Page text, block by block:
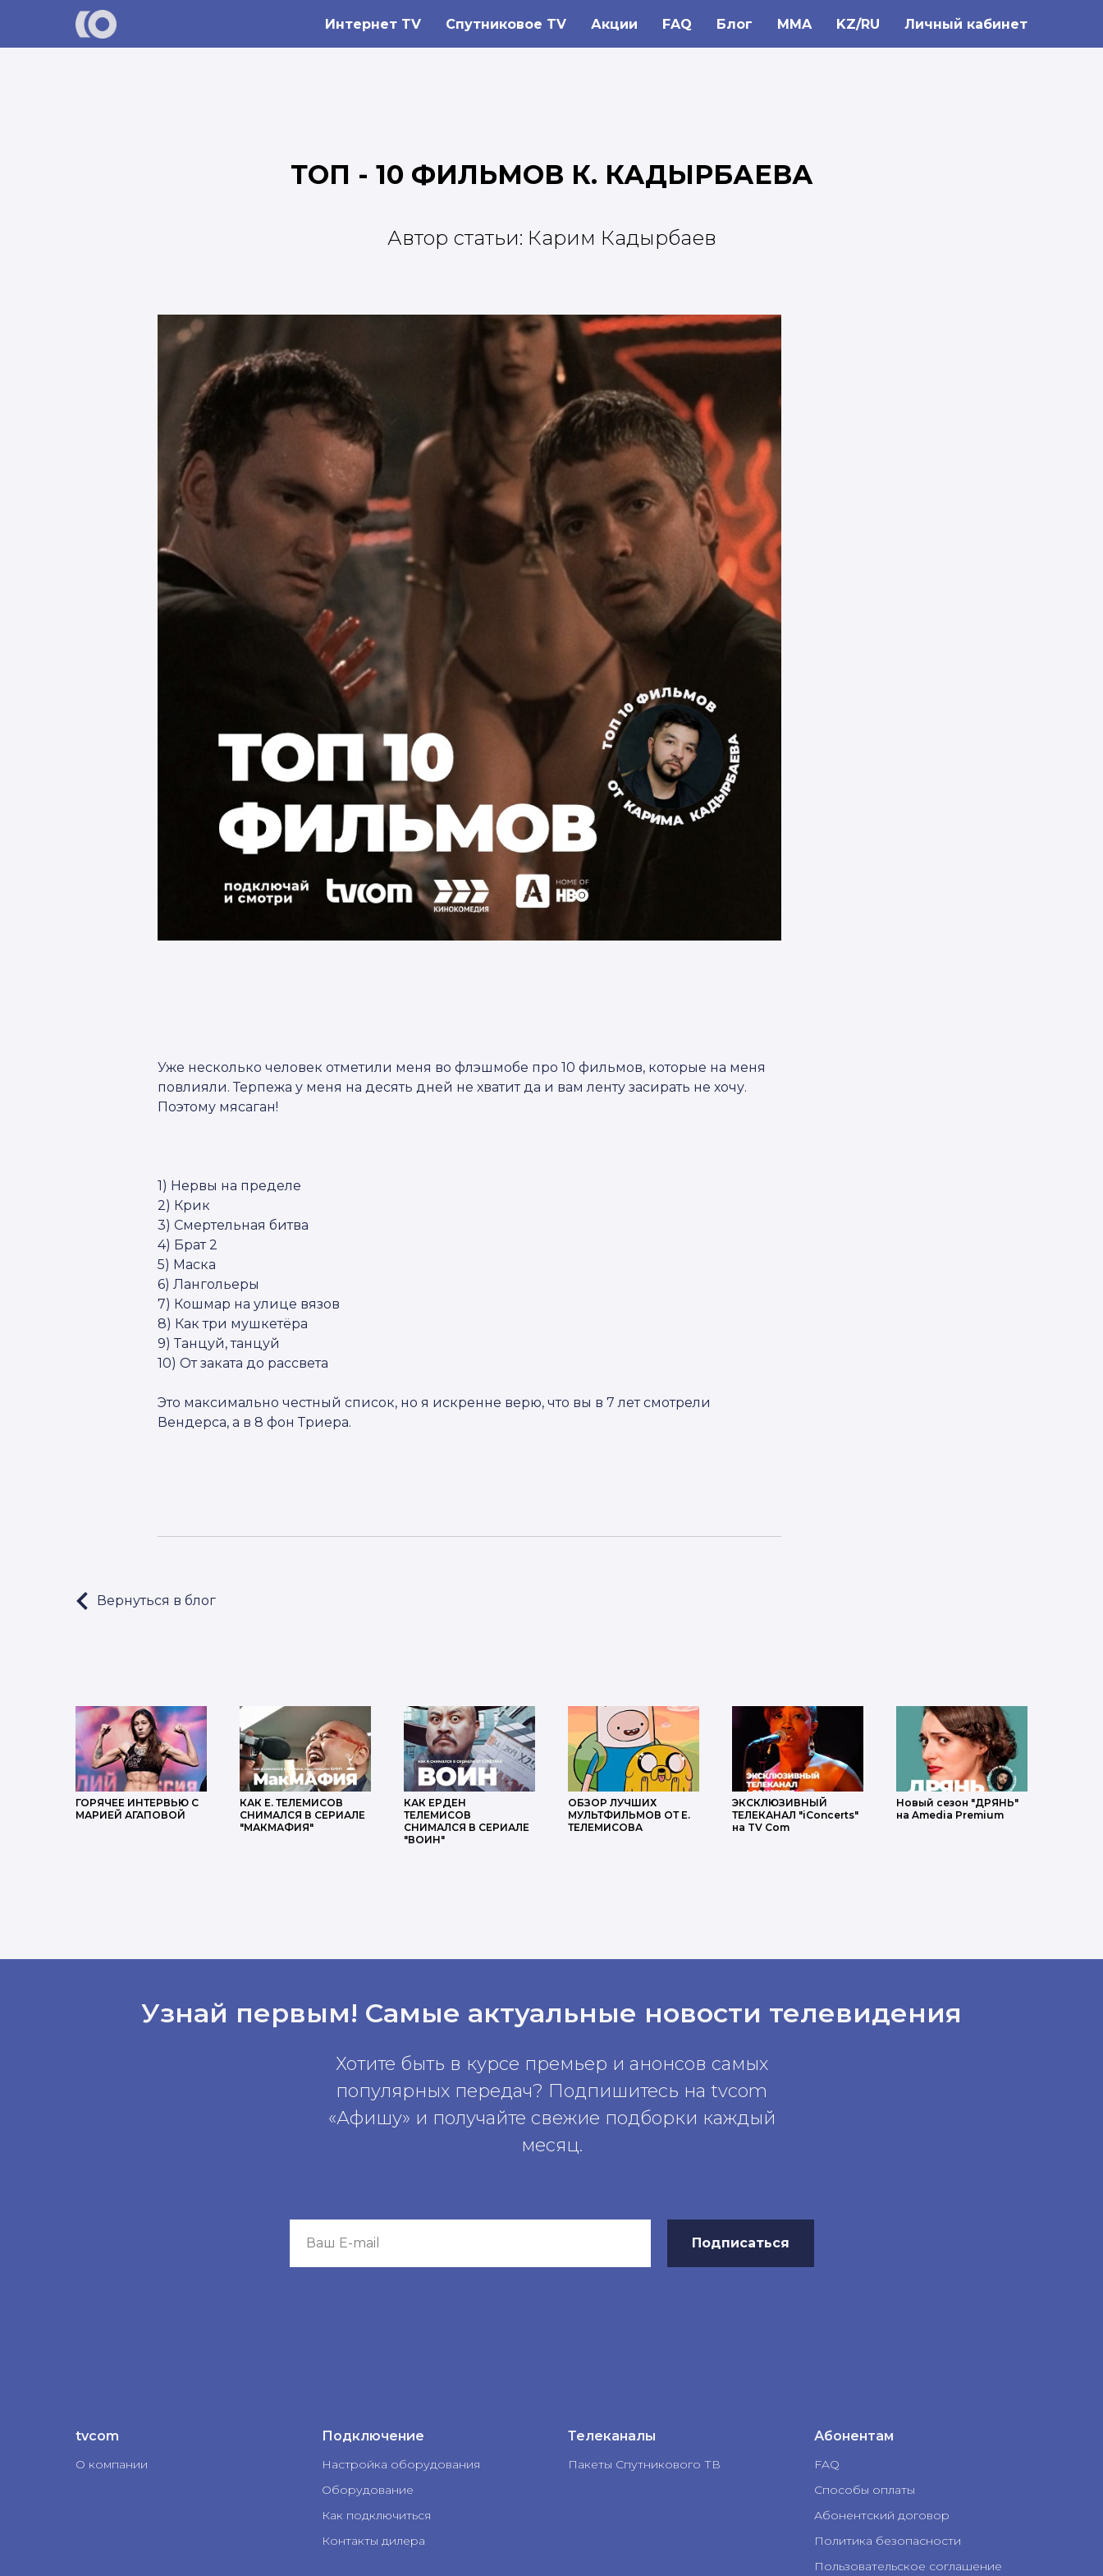
Интернет TV Спутниковое TV Акции FAQ Блог MMA KZ/RU Личный кабинет
ТОП - 10 ФИЛЬМОВ К. КАДЫРБАЕВА
Автор статьи: Карим Кадырбаев
Уже несколько человек отметили меня во флэшмобе про 10 фильмов, которые на меня
повлияли. Терпежа у меня на десять дней не хватит да и вам ленту засирать не хочу.
Поэтому мясаган!
1) Нервы на пределе
2) Крик
3) Смертельная битва
4) Брат 2
5) Маска
6) Лангольеры
7) Кошмар на улице вязов
8) Как три мушкетёра
9) Танцуй, танцуй
10) От заката до рассвета
Это максимально честный список, но я искренне верю, что вы в 7 лет смотрели
Вендерса, а в 8 фон Триера.
Вернуться в блог
LET'S GO!
ГОРЯЧЕЕ ИНТЕРВЬЮ С
МАРИЕЙ АГАПОВОЙ
КАК Е. ТЕЛЕМИСОВ
СНИМАЛСЯ В СЕРИАЛЕ
"МАКМАФИЯ"
КАК ЕРДЕН
ТЕЛЕМИСОВ
СНИМАЛСЯ В СЕРИАЛЕ
"ВОИН"
ОБЗОР ЛУЧШИХ
МУЛЬТФИЛЬМОВ ОТ Е.
ТЕЛЕМИСОВА
ЭКСКЛЮЗИВНЫЙ
ТЕЛЕКАНАЛ "iConcerts"
на TV Com
Новый сезон "ДРЯНЬ"
на Amedia Premium
Узнай первым! Самые актуальные новости телевидения
Хотите быть в курсе премьер и анонсов самых
популярных передач? Подпишитесь на tvcom
«Афишу» и получайте свежие подборки каждый
месяц.
Подписаться
tvcom
О компании
Подключение
Настройка оборудования
Оборудование
Как подключиться
Контакты дилера
Телеканалы
Пакеты Спутникового ТВ
Абонентам
FAQ
Способы оплаты
Абонентский договор
Политика безопасности
Пользовательское соглашение